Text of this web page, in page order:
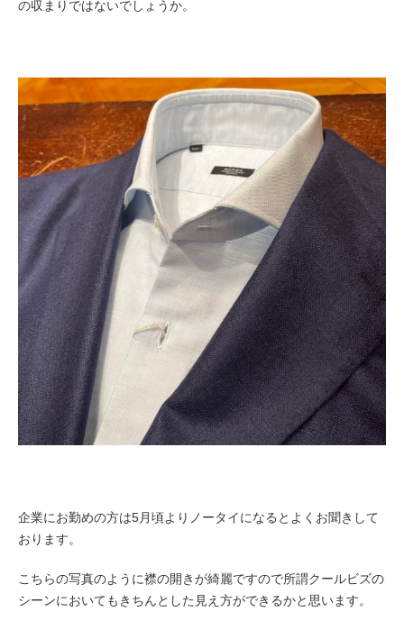
の収まりではないでしょうか。
企業にお勤めの方は5月頃よりノータイになるとよくお聞きして
おります。
こちらの写真のように襟の開きが綺麗ですので所謂クールビズの
シーンにおいてもきちんとした見え方ができるかと思います。